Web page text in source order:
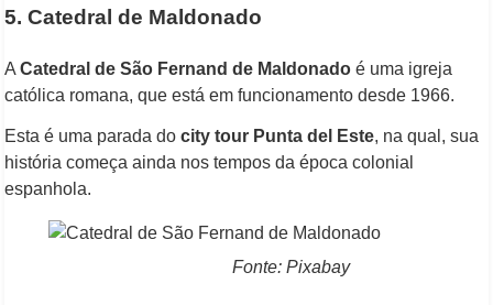
5. Catedral de Maldonado
A Catedral de São Fernand de Maldonado é uma igreja
católica romana, que está em funcionamento desde 1966.
Esta é uma parada do city tour Punta del Este, na qual, sua
história começa ainda nos tempos da época colonial
espanhola.
Fonte: Pixabay